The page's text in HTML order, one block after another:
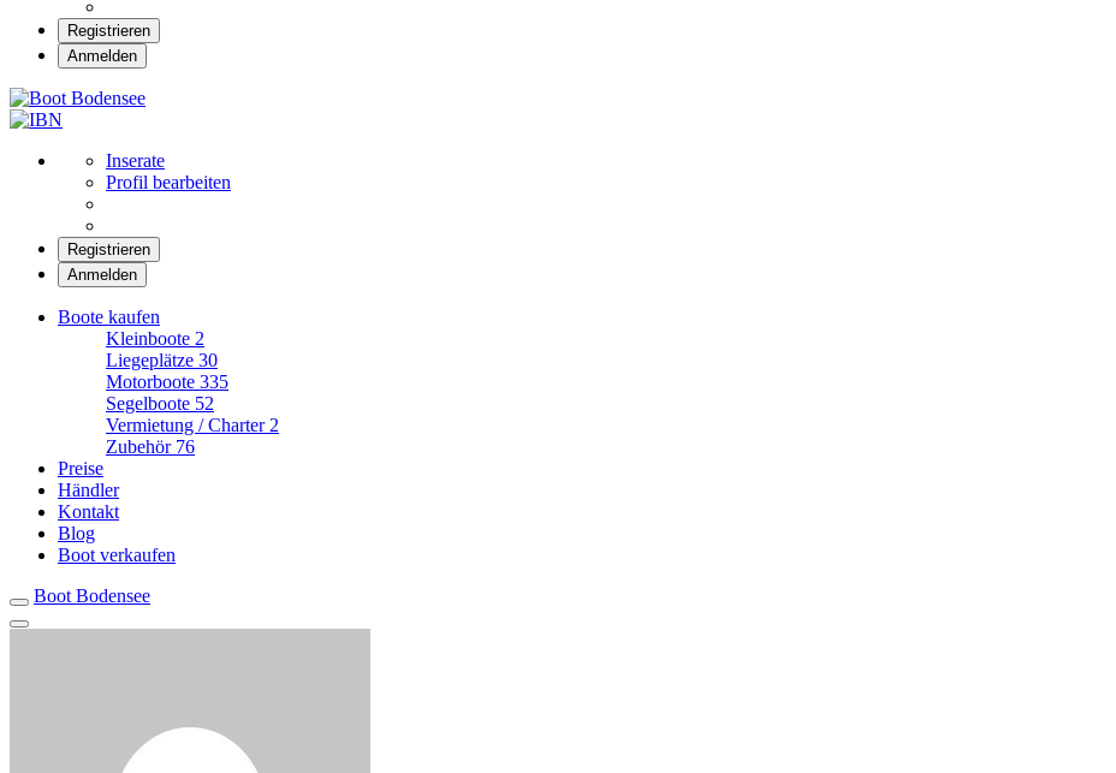
Registrieren
Anmelden
Inserate
Profil bearbeiten
Registrieren
Anmelden
Boote kaufen
Kleinboote 2
Liegeplätze 30
Motorboote 335
Segelboote 52
Vermietung / Charter 2
Zubehör 76
Preise
Händler
Kontakt
Blog
Boot verkaufen
Boot Bodensee